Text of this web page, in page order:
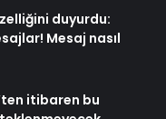
duyurdu:
Mesaj nasıl
itibaren bu